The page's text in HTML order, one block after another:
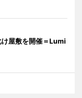
屋敷を開催＝Lumi